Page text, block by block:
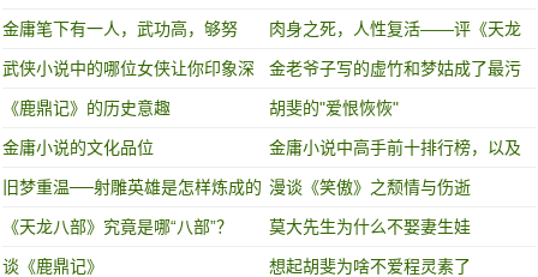
这些……
金庸笔下有一人，武功高，够努
力，最后却一败涂地，值得我们反
省
肉身之死，人性复活——评《天龙
八部》
武侠小说中的哪位女侠让你印象深
刻？
金老爷子写的虚竹和梦姑成了最污
的一段，你知道不？
《鹿鼎记》的历史意趣 胡斐的"爱恨恢恢"
金庸小说的文化品位
金庸小说中高手前十排行榜，以及
武功秘籍排行榜!
旧梦重温──射雕英雄是怎样炼成的 漫谈《笑傲》之颓情与伤逝
《天龙八部》究竟是哪“八部”？ 莫大先生为什么不娶妻生娃
谈《鹿鼎记》 想起胡斐为啥不爱程灵素了